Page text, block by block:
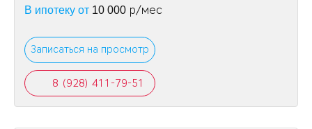
В ипотеку от 10 000 р/мес
Записаться на просмотр
8 (928) 411-79-51